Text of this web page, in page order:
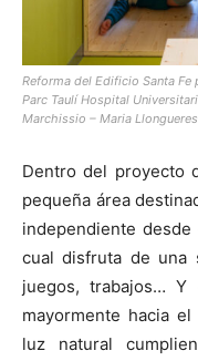
Reforma del Edificio Santa Fe
Parc Taulí Hospital
Marchissio – Maria
Dentro del proyecto
pequeña área
independiente
cual disfruta de una
juegos, trabajos… Y
mayormente hacia
luz natural